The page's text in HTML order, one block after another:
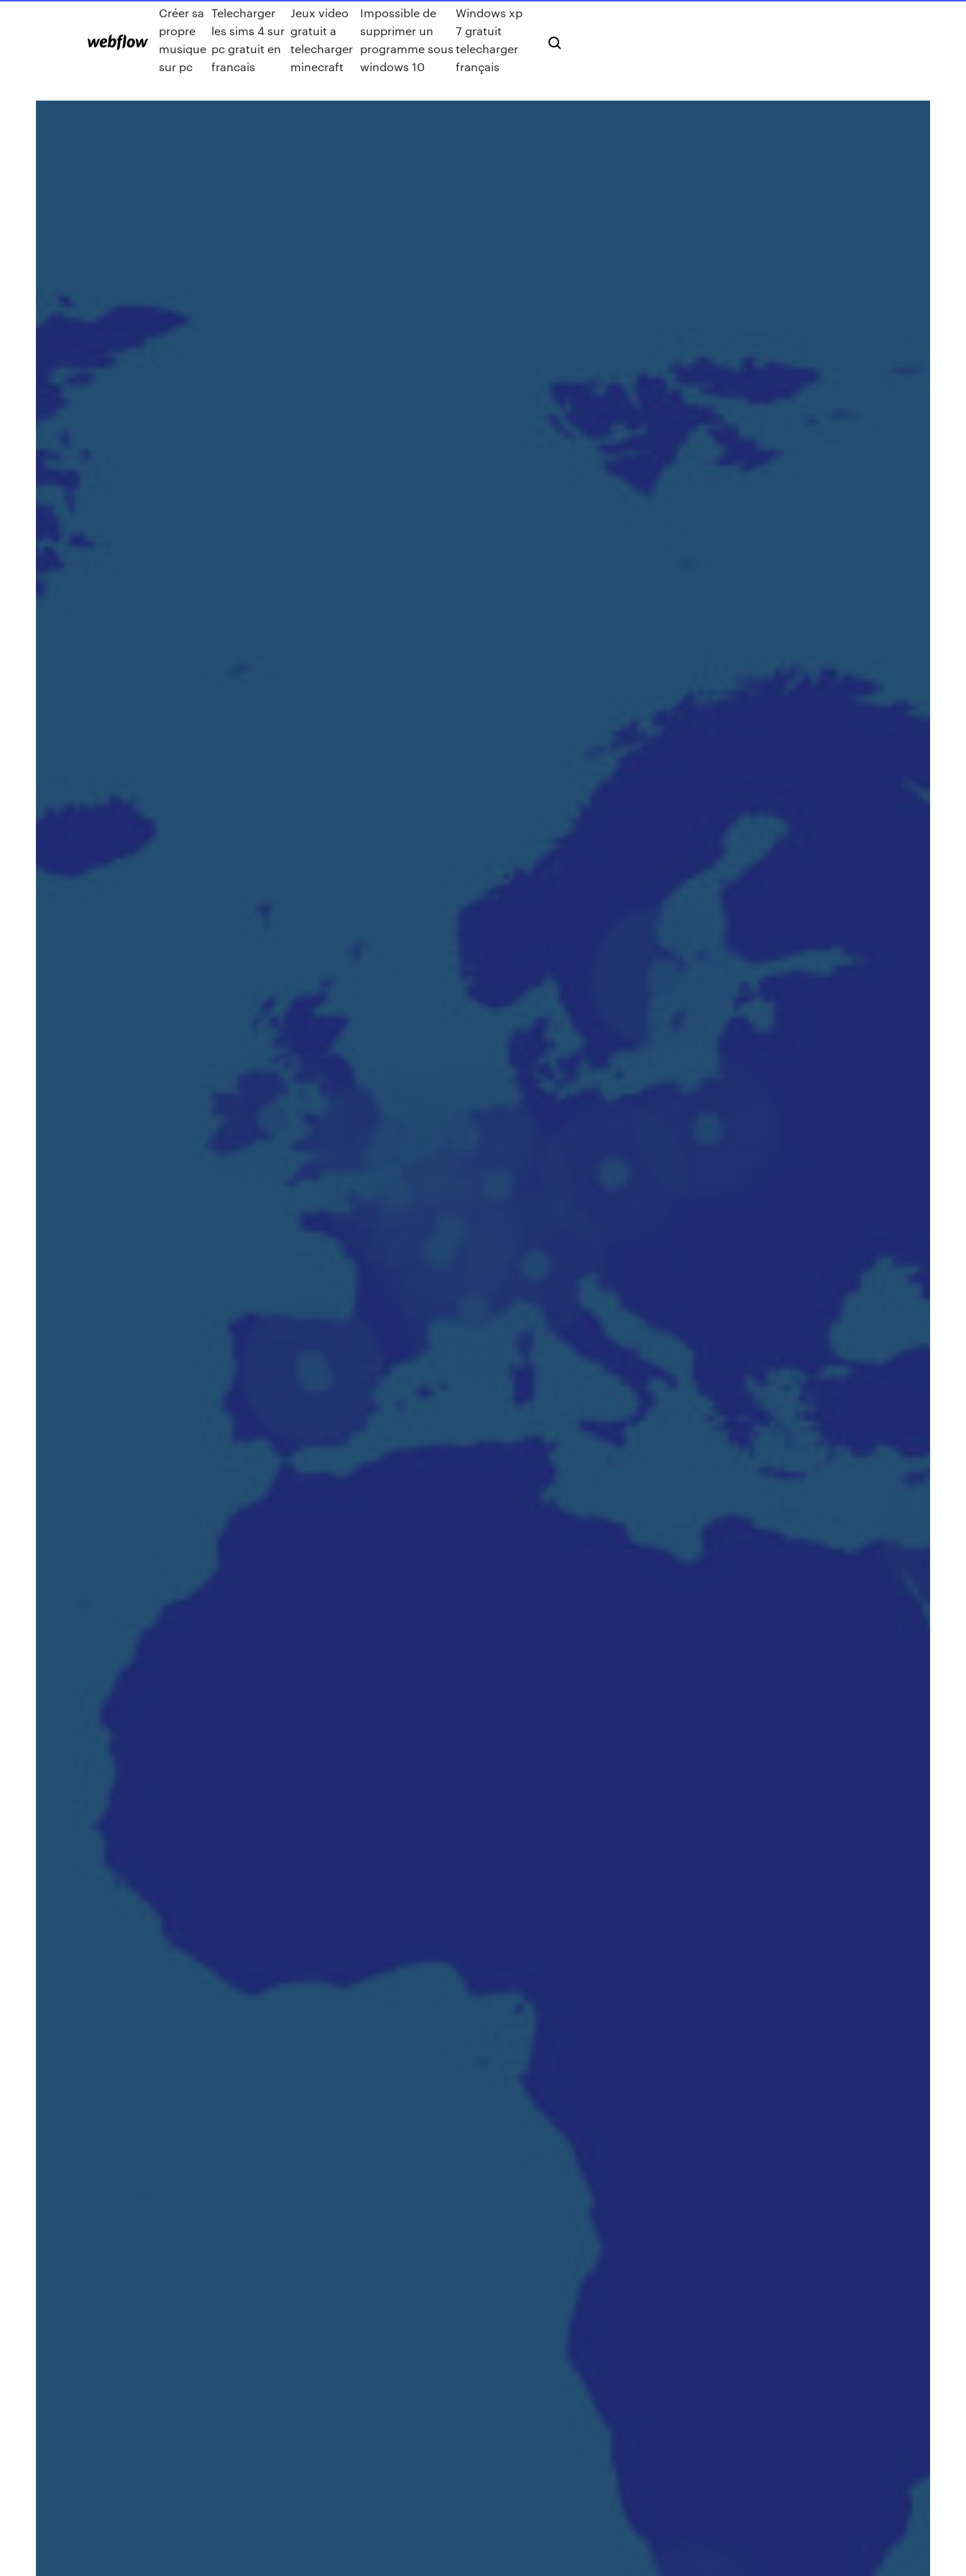
Créer sa
propre
musique
sur pc
Telecharger
les sims 4 sur
pc gratuit en
francais
Jeux video
gratuit a
telecharger
minecraft
Impossible de
supprimer un
programme sous
windows 10
Windows xp
7 gratuit
telecharger
français